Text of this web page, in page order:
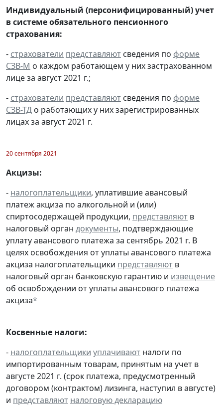
Индивидуальный (персонифицированный) учет
в системе обязательного пенсионного
страхования:
- страхователи представляют сведения по форме
СЗВ-М о каждом работающем у них застрахованном
лице за август 2021 г.;
- страхователи представляют сведения по форме
СЗВ-ТД о работающих у них зарегистрированных
лицах за август 2021 г.
20 сентября 2021
Акцизы:
- налогоплательщики, уплатившие авансовый
платеж акциза по алкогольной и (или)
спиртосодержащей продукции, представляют в
налоговый орган документы, подтверждающие
уплату авансового платежа за сентябрь 2021 г. В
целях освобождения от уплаты авансового платежа
акциза налогоплательщики представляют в
налоговый орган банковскую гарантию и извещение
об освобождении от уплаты авансового платежа
акциза*
Косвенные налоги:
- налогоплательщики уплачивают налоги по
импортированным товарам, принятым на учет в
августе 2021 г. (срок платежа, предусмотренный
договором (контрактом) лизинга, наступил в августе)
и представляют налоговую декларацию